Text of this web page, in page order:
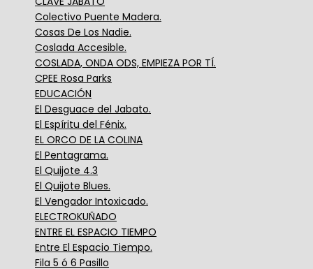
Colectivo Puente Madera.
Cosas De Los Nadie.
Coslada Accesible.
COSLADA, ONDA ODS, EMPIEZA POR TÍ.
CPEE Rosa Parks
EDUCACIÓN
El Desguace del Jabato.
El Espíritu del Fénix.
EL ORCO DE LA COLINA
El Pentagrama.
El Quijote 4.3
El Quijote Blues.
El Vengador Intoxicado.
ELECTROKUÑADO
ENTRE EL ESPACIO TIEMPO
Entre El Espacio Tiempo.
Fila 5 ó 6 Pasillo